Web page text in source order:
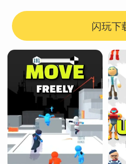
闪玩下